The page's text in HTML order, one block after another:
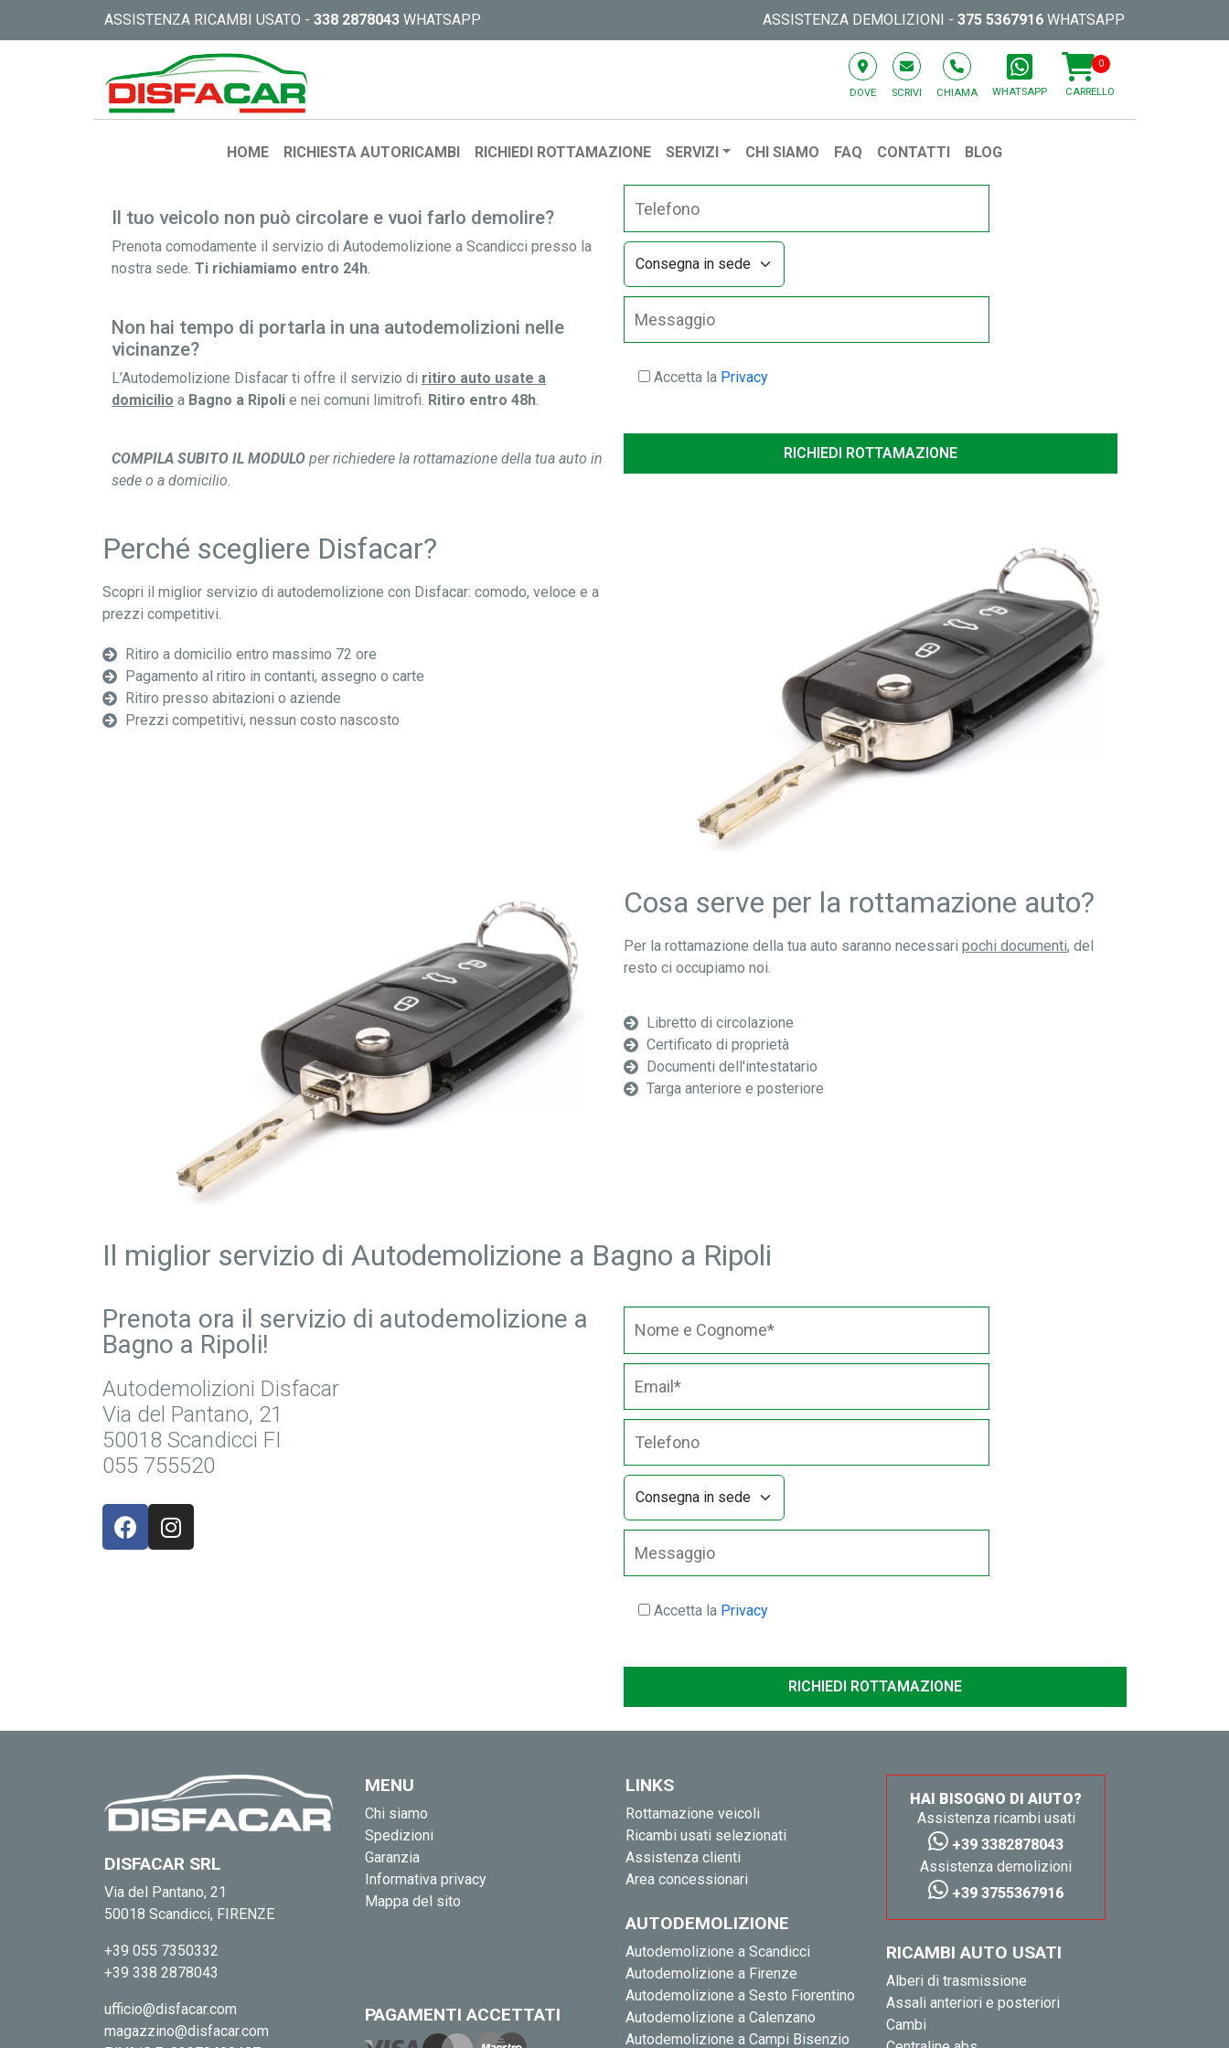
ASSISTENZA RICAMBI USATO - 338 2878043 WHATSAPP ASSISTENZA DEMOLIZIONI - 375 5367916 WHATSAPP
DOVE SCRIVI CHIAMA WHATSAPP
0
CARRELLO
HOME RICHIESTA AUTORICAMBI RICHIEDI ROTTAMAZIONE SERVIZI CHI SIAMO FAQ CONTATTI BLOG
Autodemolizione a Bagno a Ripoli - Rottamazione Auto
Prenota ora il servizio di
autodemolizione a Bagno a Ripoli in
sede o con ritiro a domicilio.
Il tuo veicolo non può circolare e vuoi farlo demolire?
Prenota comodamente il servizio di Autodemolizione a Scandicci presso la
nostra sede. Ti richiamiamo entro 24h.
Non hai tempo di portarla in una autodemolizioni nelle
vicinanze?
L’Autodemolizione Disfacar ti offre il servizio di ritiro auto usate a
domicilio a Bagno a Ripoli e nei comuni limitrofi. Ritiro entro 48h.
COMPILA SUBITO IL MODULO per richiedere la rottamazione della tua auto in
sede o a domicilio.
Accetta la Privacy
Perché scegliere Disfacar?
Scopri il miglior servizio di autodemolizione con Disfacar: comodo, veloce e a
prezzi competitivi.
Ritiro a domicilio entro massimo 72 ore
Pagamento al ritiro in contanti, assegno o carte
Ritiro presso abitazioni o aziende
Prezzi competitivi, nessun costo nascosto
Cosa serve per la rottamazione auto?
Per la rottamazione della tua auto saranno necessari pochi documenti, del
resto ci occupiamo noi.
Libretto di circolazione
Certificato di proprietà
Documenti dell'intestatario
Targa anteriore e posteriore
Il miglior servizio di Autodemolizione a Bagno a Ripoli
Prenota ora il servizio di autodemolizione a
Bagno a Ripoli!
Autodemolizioni Disfacar
Via del Pantano, 21
50018 Scandicci FI
055 755520
Accetta la Privacy
DISFACAR SRL
Via del Pantano, 21
50018 Scandicci, FIRENZE
+39 055 7350332
+39 338 2878043
ufficio@disfacar.com
magazzino@disfacar.com
MENU
Chi siamo
Spedizioni
Garanzia
Informativa privacy
Mappa del sito
PAGAMENTI ACCETTATI
LINKS
Rottamazione veicoli
Ricambi usati selezionati
Assistenza clienti
Area concessionari
AUTODEMOLIZIONE
Autodemolizione a Scandicci
Autodemolizione a Firenze
Autodemolizione a Sesto Fiorentino
Autodemolizione a Calenzano
Autodemolizione a Campi Bisenzio
HAI BISOGNO DI AIUTO?
Assistenza ricambi usati
+39 3382878043
Assistenza demolizioni
+39 3755367916
RICAMBI AUTO USATI
Alberi di trasmissione
Assali anteriori e posteriori
Cambi